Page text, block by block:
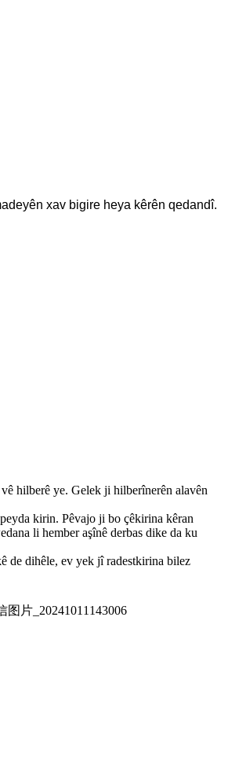
xav bigire heya kêrên qedandî.
hilberê ye. Gelek ji hilberînerên alavên
kirin. Pêvajo ji bo çêkirina kêran
li hember aşînê derbas dike da ku
de dihêle, ev yek jî radestkirina bilez